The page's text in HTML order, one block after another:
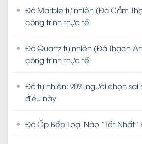
Đá Marble tự nhiên (Đá Cẩm
công trình thực tế
Đá Quartz tự nhiên (Đá Thạch
công trình thực tế
Đá tự nhiên: 90% người chọn
điều này
Đá Ốp Bếp Loại Nào “Tốt Nhất”